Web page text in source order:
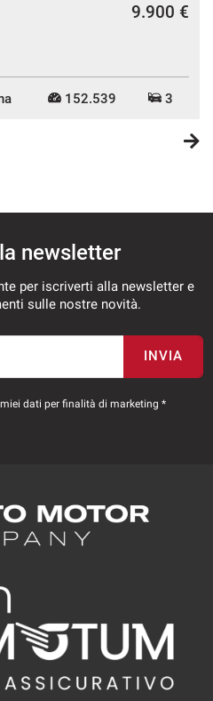
9.900 €
152.539 3
newsletter
per iscriverti alla newsletter e
sulle nostre novità.
INVIA
dati per finalità di marketing *